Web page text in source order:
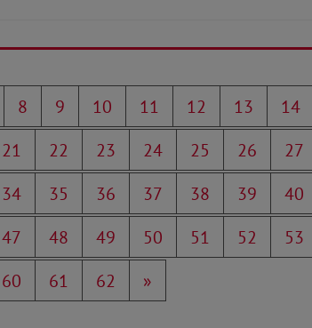
8 9 10 11 12 13
14
21 22 23 24 25 26
27
34 35 36 37 38 39
40
47 48 49 50 51 52
53
60 61 62 »